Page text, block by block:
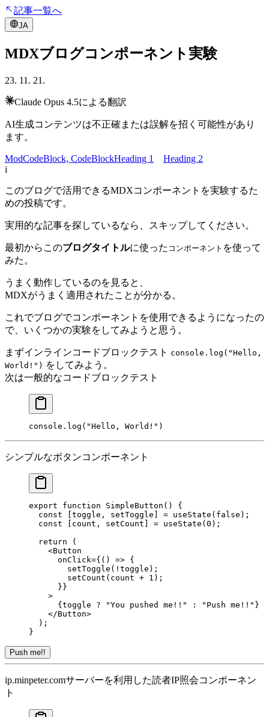
記事一覧へ
JA
MDXブログコンポーネント実験
23. 11. 21.
Claude Opus 4.5による翻訳
AI生成コンテンツは不正確または誤解を招く可能性があり
ます。
ModCodeBlock, CodeBlockHeading 1
Heading 2
i
このブログで活用できるMDXコンポーネントを実験するた
めの投稿です。
実用的な記事を探しているなら、スキップしてください。
最初からこのブログタイトルに使った コンポーネント を使って
みた。
うまく動作しているのを見ると、
MDXがうまく適用されたことが分かる。
これでブログでコンポーネントを使用できるようになったの
で、いくつかの実験をしてみようと思う。
まずインラインコードブロックテスト console.log("Hello,
World!") をしてみよう。
次は一般的なコードブロックテスト
console.log("Hello, World!")
シンプルなボタンコンポーネント
export function SimpleButton () {
  const
toggle , setToggle = useState ( false );
  const
count , setCount = useState ( 0 );
  return
(
    <
Button
      onClick
={() => {
        setToggle
( ! toggle);
        setCount
(count + 1 );
      }}
    >
      {toggle
? "You pushed me!!" : "Push me!!" }
    </
Button>
  );
}
Push me!!
ip.minpeter.comサーバーを利用した読者IP照会コンポーネン
ト